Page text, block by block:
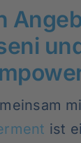
ist